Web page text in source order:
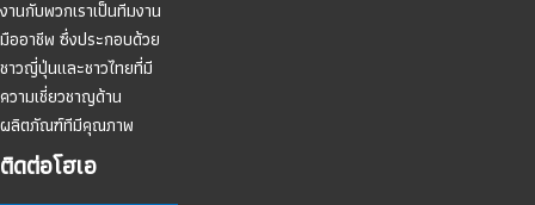
งานกับพวกเราเป็นทีมงาน
มืออาชีพ ซึ่งประกอบด้วย
ชาวญี่ปุ่นและชาวไทยที่มี
ความเชี่ยวชาญด้าน
ผลิตภัณฑ์ทีมีคุณภาพ
ติดต่อโฮเอ